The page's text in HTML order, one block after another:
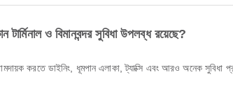
ও বিমানবন্দর সুবিধা উপলব্ধ রয়েছে?
ডাইনিং, ধূমপান এলাকা, ট্যাক্সি এবং আরও অনেক সুবিধা